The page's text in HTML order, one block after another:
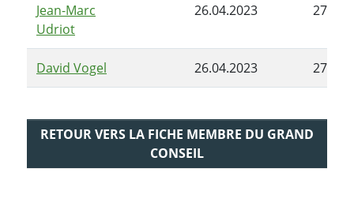
Jean-Marc
Udriot
26.04.2023
David Vogel 26.04.2023
RETOUR VERS LA FICHE MEMBRE DU GRAND
CONSEIL